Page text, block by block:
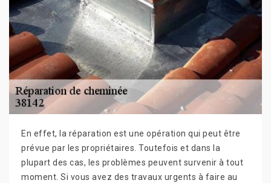
En effet, la réparation est une opération qui peut être
prévue par les propriétaires. Toutefois et dans la
plupart des cas, les problèmes peuvent survenir à tout
moment. Si vous avez des travaux urgents à faire au